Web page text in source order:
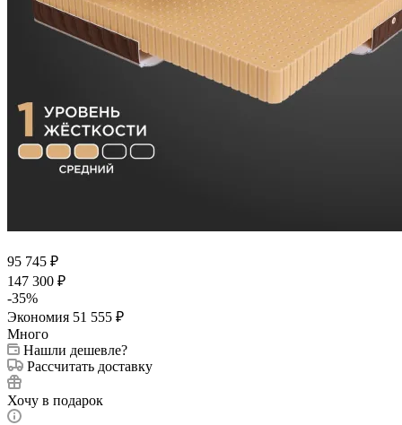
95 745 ₽
147 300 ₽
-35%
Экономия 51 555 ₽
Много
Нашли дешевле?
Рассчитать доставку
Хочу в подарок